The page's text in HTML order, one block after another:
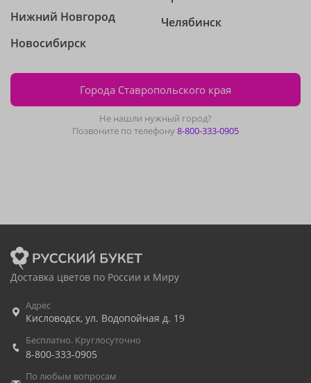
Нижний Новгород
Новосибирск
Челябинск
Города Ставропольского края
Не нашли нужный город?
Позвоните по телефону8-800-333-0905
Доставка цветов по России и Миру
Адрес
Кисловодск, ул. Водопойная д. 19
Бесплатно. Круглосуточно
8-800-333-0905
По любым вопросам